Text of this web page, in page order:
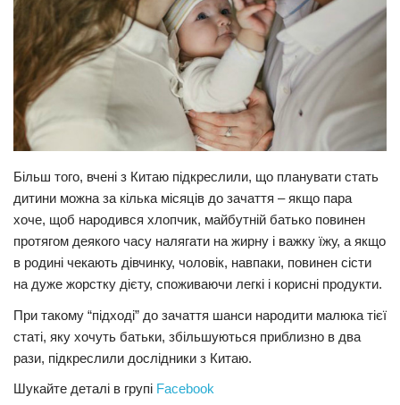
Технології
Історії
Рецепти
Події
Кримінал
Курйози
Суспільство
Культура
Шоу-біз
#Війна
Більш того, вчені з Китаю підкреслили, що планувати стать
дитини можна за кілька місяців до зачаття – якщо пара
хоче, щоб народився хлопчик, майбутній батько повинен
протягом деякого часу налягати на жирну і важку їжу, а якщо
в родині чекають дівчинку, чоловік, навпаки, повинен сісти
на дуже жорстку дієту, споживаючи легкі і корисні продукти.
При такому “підході” до зачаття шанси народити малюка тієї
статі, яку хочуть батьки, збільшуються приблизно в два
рази, підкреслили дослідники з Китаю.
Шукайте деталі в групі Facebook